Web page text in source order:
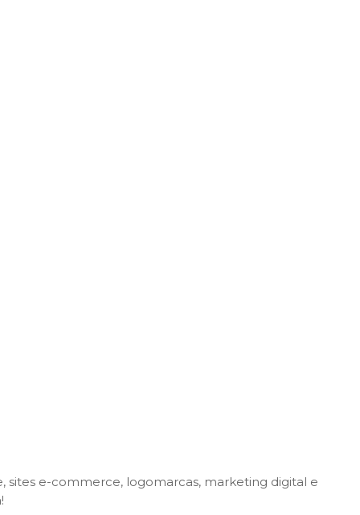
sites e-commerce, logomarcas, marketing digital e